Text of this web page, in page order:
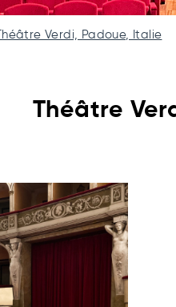
Théâtre Verdi, Padoue, Italie
Théâtre